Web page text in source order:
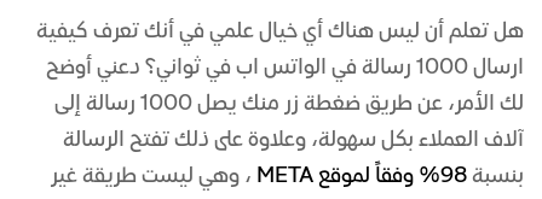
هل تعلم أن ليس هناك أي خيال علمي في أنك تعرف كيفية
ارسال 1000 رسالة في الواتس اب في ثواني؟ دعني أوضح
لك الأمر، عن طريق ضغطة زر منك يصل 1000 رسالة إلى
آلاف العملاء بكل سهولة، وعلاوة على ذلك تفتح الرسالة
بنسبة98% وفقاً لموقع META
، وهي ليست طريقة غير